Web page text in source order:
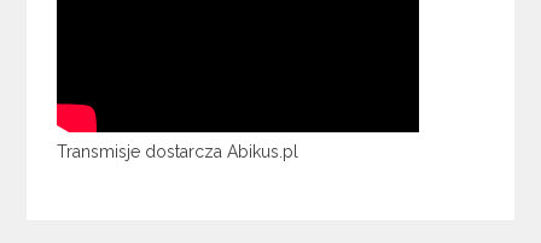
Transmisje dostarcza Abikus.pl